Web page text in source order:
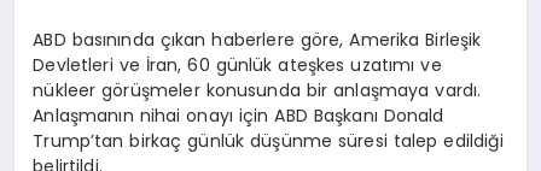
ABD basınında çıkan haberlere göre, Amerika Birleşik
Devletleri ve İran, 60 günlük ateşkes uzatımı ve
nükleer görüşmeler konusunda bir anlaşmaya vardı.
Anlaşmanın nihai onayı için ABD Başkanı Donald
Trump’tan birkaç günlük düşünme süresi talep edildiği
belirtildi.